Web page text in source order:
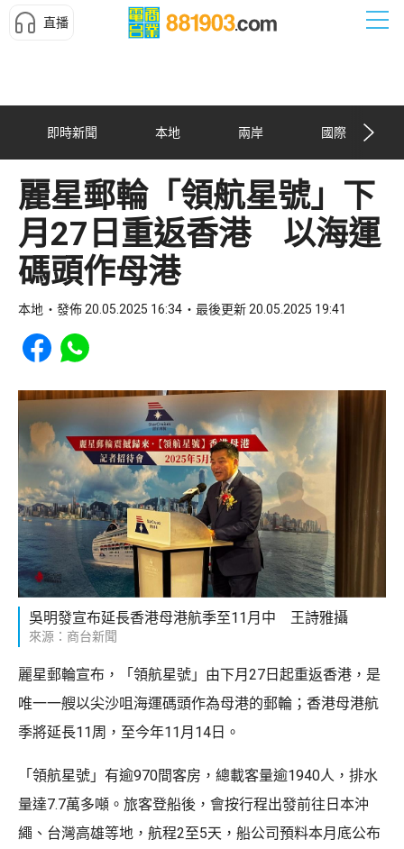
直播
即時新聞 本地 兩岸 國際
麗星郵輪「領航星號」下
月27日重返香港 以海運
碼頭作母港
本地 發佈 20.05.2025 16:34 最後更新 20.05.2025 19:41
Share to Facebook
Share to WhatsApp
吳明發宣布延長香港母港航季至11月中 王詩雅攝
來源：商台新聞
麗星郵輪宣布，「領航星號」由下月27日起重返香港，是
唯一一艘以尖沙咀海運碼頭作為母港的郵輪；香港母港航
季將延長11周，至今年11月14日。
「領航星號」有逾970間客房，總載客量逾1940人，排水
量達7.7萬多噸。旅客登船後，會按行程出發前往日本沖
繩、台灣高雄等地，航程2至5天，船公司預料本月底公布